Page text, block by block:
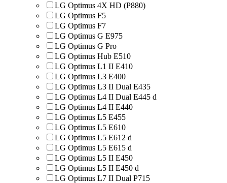
LG Optimus 4X HD (P880)
LG Optimus F5
LG Optimus F7
LG Optimus G E975
LG Optimus G Pro
LG Optimus Hub E510
LG Optimus L1 II E410
LG Optimus L3 E400
LG Optimus L3 II Dual E435
LG Optimus L4 II Dual E445 d
LG Optimus L4 II E440
LG Optimus L5 E455
LG Optimus L5 E610
LG Optimus L5 E612 d
LG Optimus L5 E615 d
LG Optimus L5 II E450
LG Optimus L5 II E450 d
LG Optimus L7 II Dual P715